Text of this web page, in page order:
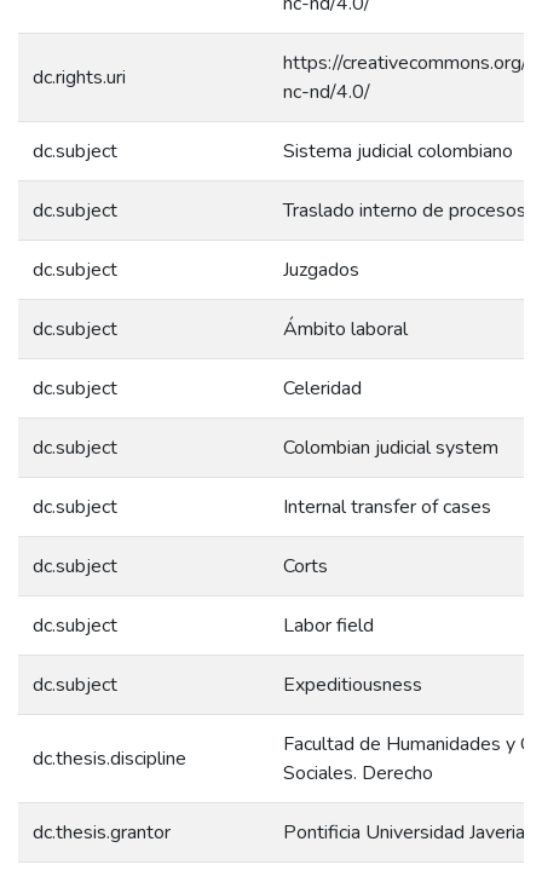
dc.rights.uri
https://creativecommons.org/
nc-nd/4.0/
dc.subject Sistema judicial colombiano
dc.subject Traslado interno de procesos
dc.subject Juzgados
dc.subject Ámbito laboral
dc.subject Celeridad
dc.subject Colombian judicial system
dc.subject Internal transfer of cases
dc.subject Corts
dc.subject Labor field
dc.subject Expeditiousness
dc.thesis.discipline
Facultad de Humanidades y
Sociales. Derecho
dc.thesis.grantor Pontificia Universidad